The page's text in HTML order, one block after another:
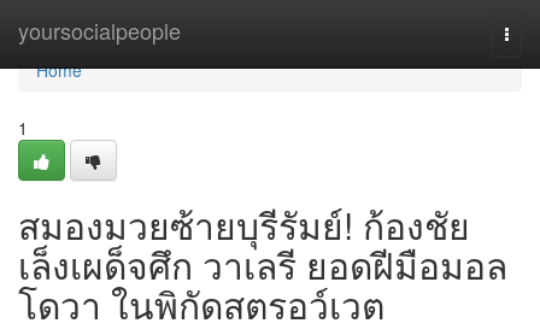
yoursocialpeople
Home
Home
1
สมองมวยซ้ายบุรีรัมย์! ก้องชัย
เล็งเผด็จศึก วาเลรี ยอดฝีมือมอล
โดวา ในพิกัดสตรอว์เวต